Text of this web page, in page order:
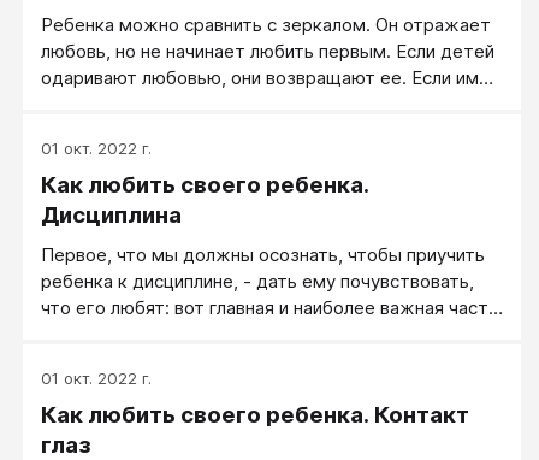
Ребенка можно сравнить с зеркалом. Он отражает
любовь, но не начинает любить первым. Если детей
одаривают любовью, они возвращают ее. Если им
обусловленная любовь и возвращается в
зависимости от тех или иных условий. Многие дети
в наши дни не чувствуют, что родители искренне их
которые в самом деле не любят своих детей. Так
что это не просто академический вопрос, чтобы,
подумав, покачать головой: «Как плохо!» Ситуация
01 окт. 2022 г.
Как любить своего ребенка.
Дисциплина
Первое, что мы должны осознать, чтобы приучить
ребенка к дисциплине, - дать ему почувствовать,
что его любят: вот главная и наиболее важная часть
рассказывалось в этой работе, и есть наиболее
важный аспект дисциплины, и это все следует
применять на практике постоянно, если мы хотим
01 окт. 2022 г.
Как любить своего ребенка. Контакт
глаз